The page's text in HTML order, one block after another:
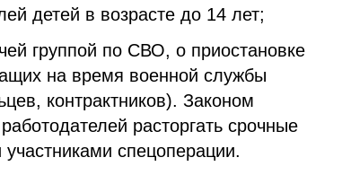
детей в возрасте до 14 лет;
группой по СВО, о приостановке
на время военной службы
контрактников). Законом
расторгать срочные
спецоперации.